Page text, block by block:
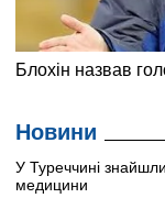
Новини
У Туреччині
медицини